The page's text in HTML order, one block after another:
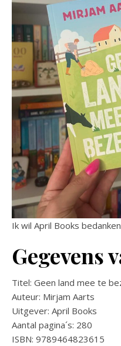
Ik wil April Books
Gegevens
Titel: Geen land mee te
Auteur: Mirjam Aarts
Uitgever: April Books
Aantal pagina´s: 280
ISBN: 9789464823615